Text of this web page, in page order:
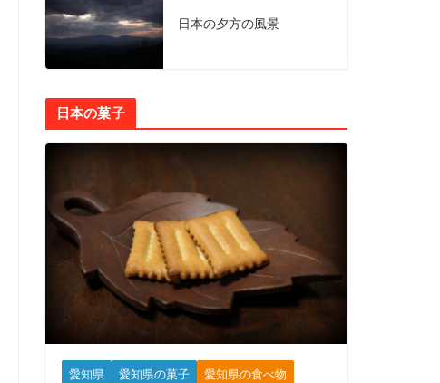
日本の夕方の風景
日本の菓子
愛知県 愛知県の菓子 愛知県の食べ物